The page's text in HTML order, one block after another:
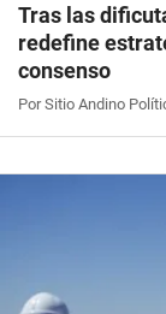
Tras las
redefine
consenso
Por Sitio Andino